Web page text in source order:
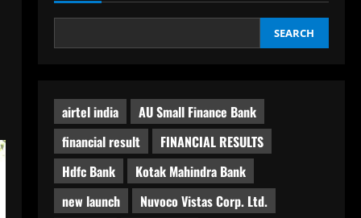
SEARCH
airtel india
AU Small Finance Bank
financial result
FINANCIAL RESULTS
Hdfc Bank
Kotak Mahindra Bank
new launch
Nuvoco Vistas Corp. Ltd.